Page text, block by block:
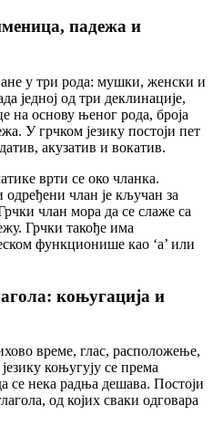
падежа и
у три рода: мушки, женски и
једној од три деклинације,
на основу њеног рода, броја
У грчком језику постоји пет
акузатив и вокатив.
врти се око чланка.
одређени члан је кључан за
члан мора да се слаже са
Грчки такође има
функционише као ‘а’ или
коњугација и
време, глас, расположење,
коњугују се према
се нека радња дешава. Постоји
од којих сваки одговара